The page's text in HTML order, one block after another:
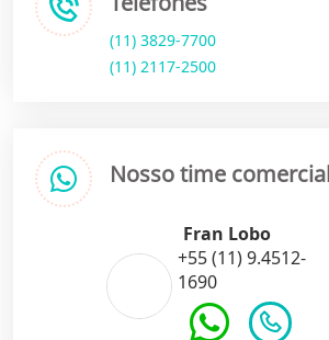
(11) 3829-7700
(11) 2117-2500
Nosso time
Fran Lobo
+55 (11) 9.4512-
1690